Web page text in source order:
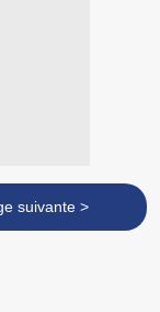
suivante >